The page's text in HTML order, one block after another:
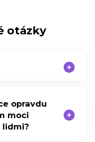
otázky
opravdu
moci
lidmi?